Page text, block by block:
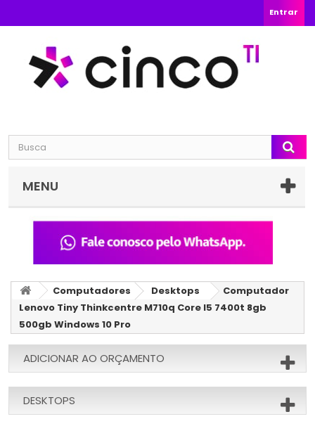
Entrar
MENU
Computadores Desktops
Computador
Lenovo Tiny Thinkcentre M710q Core I5 7400t 8gb
500gb Windows 10 Pro
ADICIONAR AO ORÇAMENTO
DESKTOPS